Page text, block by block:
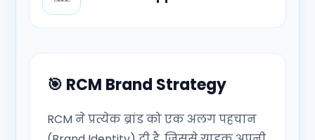
🎯 RCM Brand Strategy
RCM ने प्रत्येक ब्रांड को एक अलग पहचान